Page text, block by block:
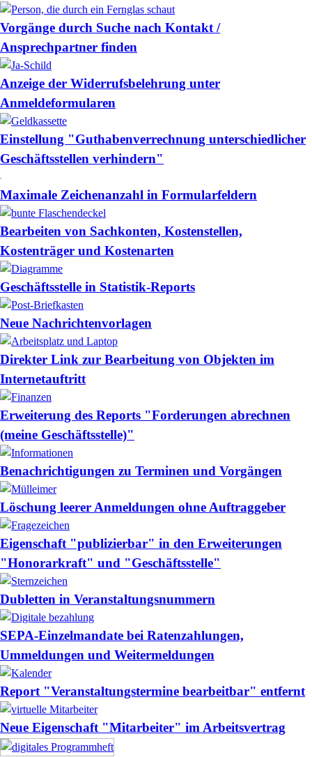
Vorgänge durch Suche nach Kontakt /
Ansprechpartner finden
Anzeige der Widerrufsbelehrung unter
Anmeldeformularen
Einstellung "Guthabenverrechnung unterschiedlicher
Geschäftsstellen verhindern"
Maximale Zeichenanzahl in Formularfeldern
Bearbeiten von Sachkonten, Kostenstellen,
Kostenträger und Kostenarten
Geschäftsstelle in Statistik-Reports
Neue Nachrichtenvorlagen
Direkter Link zur Bearbeitung von Objekten im
Internetauftritt
Erweiterung des Reports "Forderungen abrechnen
(meine Geschäftsstelle)"
Benachrichtigungen zu Terminen und Vorgängen
Löschung leerer Anmeldungen ohne Auftraggeber
Eigenschaft "publizierbar" in den Erweiterungen
"Honorarkraft" und "Geschäftsstelle"
Dubletten in Veranstaltungsnummern
SEPA-Einzelmandate bei Ratenzahlungen,
Ummeldungen und Weitermeldungen
Report "Veranstaltungstermine bearbeitbar" entfernt
Neue Eigenschaft "Mitarbeiter" im Arbeitsvertrag